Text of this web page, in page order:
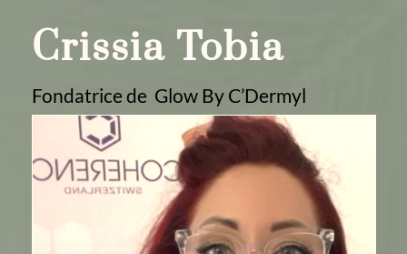
Crissia Tobia
Fondatrice de Glow By C’Dermyl